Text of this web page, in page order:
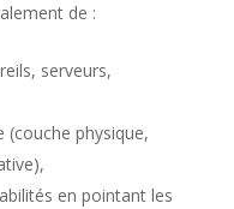
de :
serveurs,
(couche physique,
en pointant les